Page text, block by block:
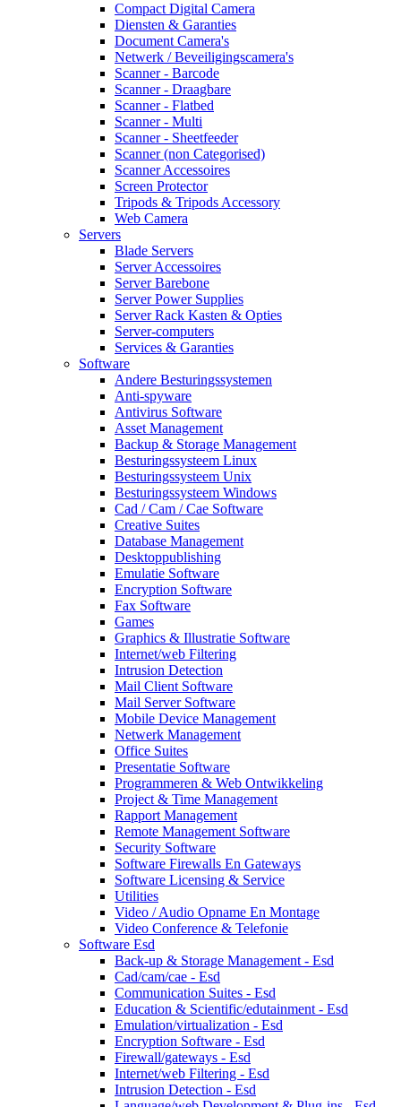
Compact Digital Camera
Diensten & Garanties
Document Camera's
Netwerk / Beveiligingscamera's
Scanner - Barcode
Scanner - Draagbare
Scanner - Flatbed
Scanner - Multi
Scanner - Sheetfeeder
Scanner (non Categorised)
Scanner Accessoires
Screen Protector
Tripods & Tripods Accessory
Web Camera
Servers
Blade Servers
Server Accessoires
Server Barebone
Server Power Supplies
Server Rack Kasten & Opties
Server-computers
Services & Garanties
Software
Andere Besturingssystemen
Anti-spyware
Antivirus Software
Asset Management
Backup & Storage Management
Besturingssysteem Linux
Besturingssysteem Unix
Besturingssysteem Windows
Cad / Cam / Cae Software
Creative Suites
Database Management
Desktoppublishing
Emulatie Software
Encryption Software
Fax Software
Games
Graphics & Illustratie Software
Internet/web Filtering
Intrusion Detection
Mail Client Software
Mail Server Software
Mobile Device Management
Netwerk Management
Office Suites
Presentatie Software
Programmeren & Web Ontwikkeling
Project & Time Management
Rapport Management
Remote Management Software
Security Software
Software Firewalls En Gateways
Software Licensing & Service
Utilities
Video / Audio Opname En Montage
Video Conference & Telefonie
Software Esd
Back-up & Storage Management - Esd
Cad/cam/cae - Esd
Communication Suites - Esd
Education & Scientific/edutainment - Esd
Emulation/virtualization - Esd
Encryption Software - Esd
Firewall/gateways - Esd
Internet/web Filtering - Esd
Intrusion Detection - Esd